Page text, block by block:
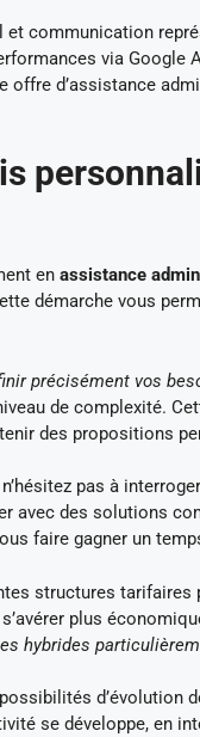
et communication
via
offre d’assistance
en assistance
démarche vous
précisément vos
de complexité.
des propositions
pas à
avec des solutions
faire gagner un
structures
plus
hybrides
possibilités
se développe, en